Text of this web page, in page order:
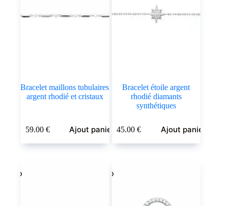
Bracelet maillons tubulaires
argent rhodié et cristaux
59.00 € Ajout panier
Bracelet étoile argent
rhodié diamants
synthétiques
45.00€ Ajout panier